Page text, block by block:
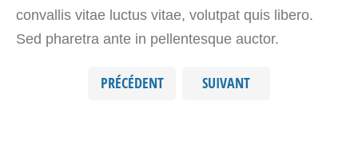
convallis vitae luctus vitae, volutpat quis libero.
Sed pharetra ante in pellentesque auctor.
PRÉCÉDENT SUIVANT